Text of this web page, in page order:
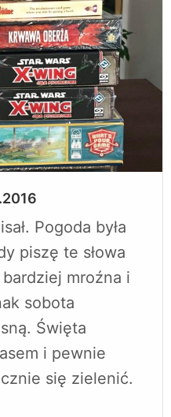
Pogoda była
piszę te słowa
mroźna i
sobota
Święta
i pewnie
się zielenić.